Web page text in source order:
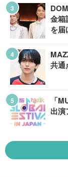
金箱
を届
共通
「
出演